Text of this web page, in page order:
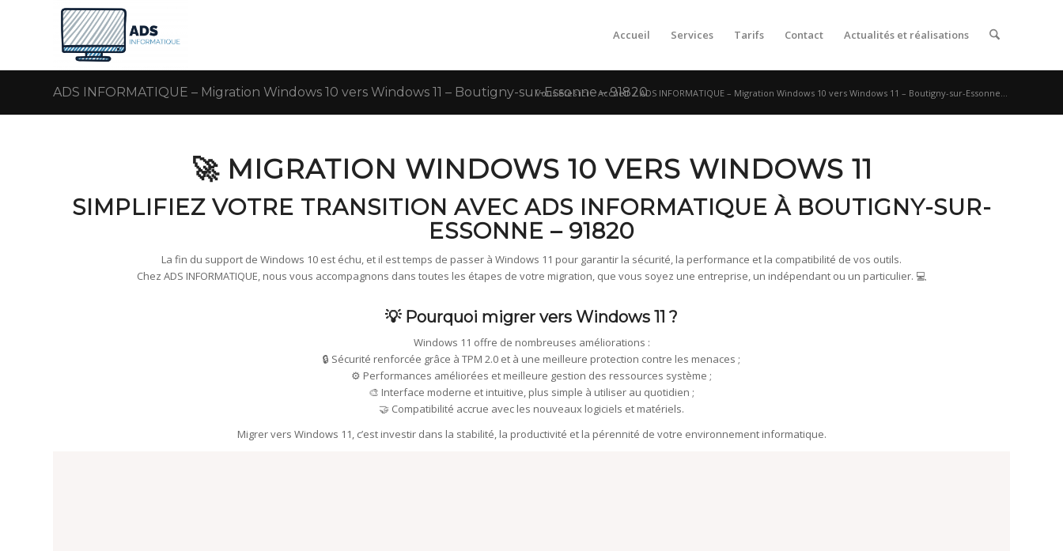
Accueil Services Tarifs Contact Actualités et réalisations
ADS INFORMATIQUE – Migration Windows 10 vers Windows 11 – Boutigny-sur-Essonne – 91820
Vous êtes ici : Accueil / ADS INFORMATIQUE – Migration Windows 10 vers Windows 11 – Boutigny-sur-Essonne...
🚀 MIGRATION WINDOWS 10 VERS WINDOWS 11
SIMPLIFIEZ VOTRE TRANSITION AVEC ADS INFORMATIQUE À BOUTIGNY-SUR-
ESSONNE – 91820
La fin du support de Windows 10 est échu, et il est temps de passer à Windows 11 pour garantir la sécurité, la performance et la compatibilité de vos outils.
Chez ADS INFORMATIQUE, nous vous accompagnons dans toutes les étapes de votre migration, que vous soyez une entreprise, un indépendant ou un particulier. 💻
💡 Pourquoi migrer vers Windows 11 ?
Windows 11 offre de nombreuses améliorations :
🔒 Sécurité renforcée grâce à TPM 2.0 et à une meilleure protection contre les menaces ;
⚙️ Performances améliorées et meilleure gestion des ressources système ;
🎨 Interface moderne et intuitive, plus simple à utiliser au quotidien ;
🤝 Compatibilité accrue avec les nouveaux logiciels et matériels.
Migrer vers Windows 11, c’est investir dans la stabilité, la productivité et la pérennité de votre environnement informatique.